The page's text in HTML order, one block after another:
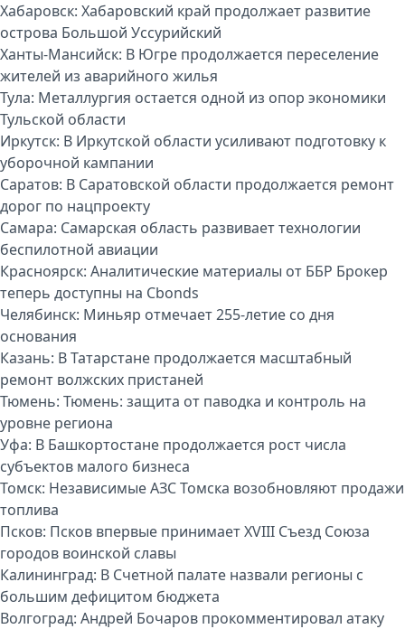
Хабаровск: Хабаровский край продолжает развитие
острова Большой Уссурийский
Ханты-Мансийск: В Югре продолжается переселение
жителей из аварийного жилья
Тула: Металлургия остается одной из опор экономики
Тульской области
Иркутск: В Иркутской области усиливают подготовку к
уборочной кампании
Саратов: В Саратовской области продолжается ремонт
дорог по нацпроекту
Самара: Самарская область развивает технологии
беспилотной авиации
Красноярск: Аналитические материалы от ББР Брокер
теперь доступны на Cbonds
Челябинск: Миньяр отмечает 255-летие со дня
основания
Казань: В Татарстане продолжается масштабный
ремонт волжских пристаней
Тюмень: Тюмень: защита от паводка и контроль на
уровне региона
Уфа: В Башкортостане продолжается рост числа
субъектов малого бизнеса
Томск: Независимые АЗС Томска возобновляют продажи
топлива
Псков: Псков впервые принимает XVIII Съезд Союза
городов воинской славы
Калининград: В Счетной палате назвали регионы с
большим дефицитом бюджета
Волгоград: Андрей Бочаров прокомментировал атаку